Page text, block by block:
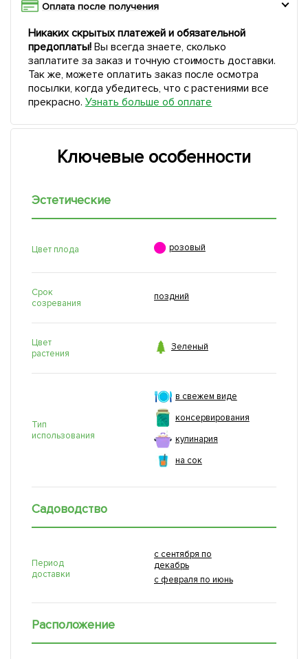
Оплата после получения
Никаких скрытых платежей и обязательной
предоплаты!Вы всегда знаете, сколько
заплатите за заказ и точную стоимость доставки.
Так же, можете оплатить заказ после осмотра
посылки, когда убедитесь, что с растениями все
прекрасно. Узнать больше об оплате
Ключевые особенности
Эстетические
Цвет плода  розовый
Срок
созревания
поздний
Цвет
растения
 Зеленый
Тип
использования
в свежем виде
консервирования
кулинария
на сок
Садоводство
Период
доставки
с сентября по
декабрь
с февраля по июнь
Расположение